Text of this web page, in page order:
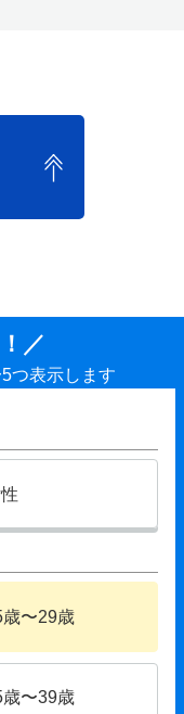
／
つ表示します
歳〜29歳
歳〜39歳